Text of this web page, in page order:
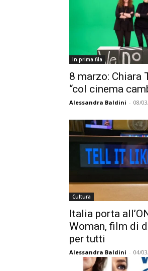
In prima fila
8 marzo: Chiara
“col cinema
Alessandra Baldini - 08/
Cultura
Italia porta
Woman, film di
per tutti
Alessandra Baldini - 04/